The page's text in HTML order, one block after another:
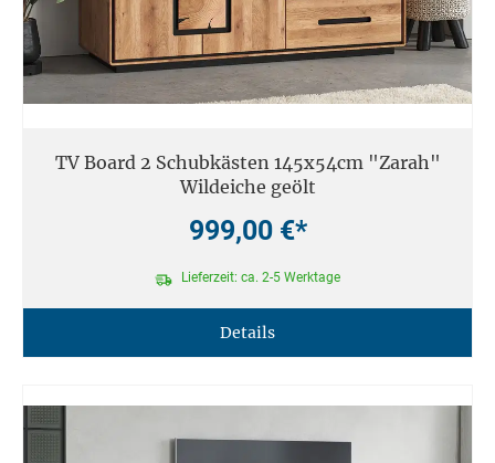
TV Board 2 Schubkästen 145x54cm "Zarah"
Wildeiche geölt
999,00 €*
Lieferzeit: ca. 2-5 Werktage
Details